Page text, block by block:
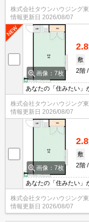
株式会社タウンハウジング
情報更新日 2026/08/07
画像：7枚
2.8
敷
2階
あなたの「住みたい」
揃えた賃貸物件！お気
ウジングへお任せくだ
株式会社タウンハウジング
情報更新日 2026/08/07
画像：7枚
2.8
敷
2階
あなたの「住みたい」
揃えた賃貸物件！お気
ウジングへお任せくだ
株式会社タウンハウジング
情報更新日 2026/08/07